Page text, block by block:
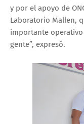
y por el apoyo de
Laboratorio Mallen,
importante
gente”, expresó.